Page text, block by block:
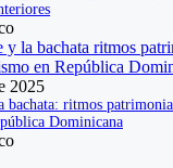
2025
bachata: ritmos
Dominicana